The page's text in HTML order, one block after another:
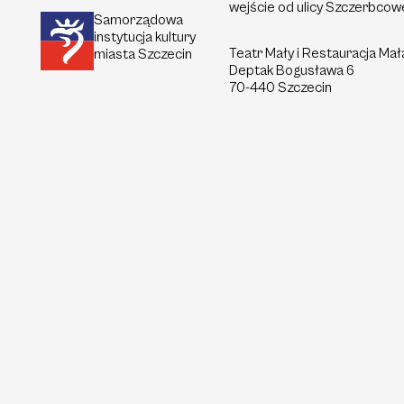
Samorządowa
instytucja kultury
miasta Szczecin
wejście od ulicy
Teatr Mały i Restauracja
DeptakBogusława 6
70-440 Szczecin